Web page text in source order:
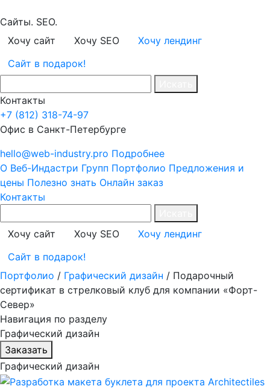
Сайты. SEO.
Хочу сайт
Хочу SEO
Хочу лендинг
Сайт в подарок!
Контакты
+7 (812) 318-74-97
Офис в Санкт-Петербурге
hello@web-industry.pro Подробнее
О Веб-Индастри Групп Портфолио Предложения и
цены Полезно знать Онлайн заказ
Контакты
Хочу сайт
Хочу SEO
Хочу лендинг
Сайт в подарок!
Портфолио / Графический дизайн / Подарочный
сертификат в стрелковый клуб для компании «Форт-
Север»
Заказать
Графический дизайн
Навигация по разделу
Графический дизайн